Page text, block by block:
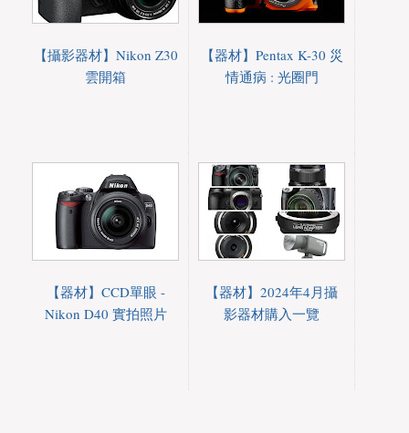
【攝影器材】Nikon Z30
雲開箱
【器材】Pentax K-30 災
情通病 : 光圈門
【器材】CCD單眼 -
Nikon D40 實拍照片
【器材】2024年4月攝
影器材購入一覽